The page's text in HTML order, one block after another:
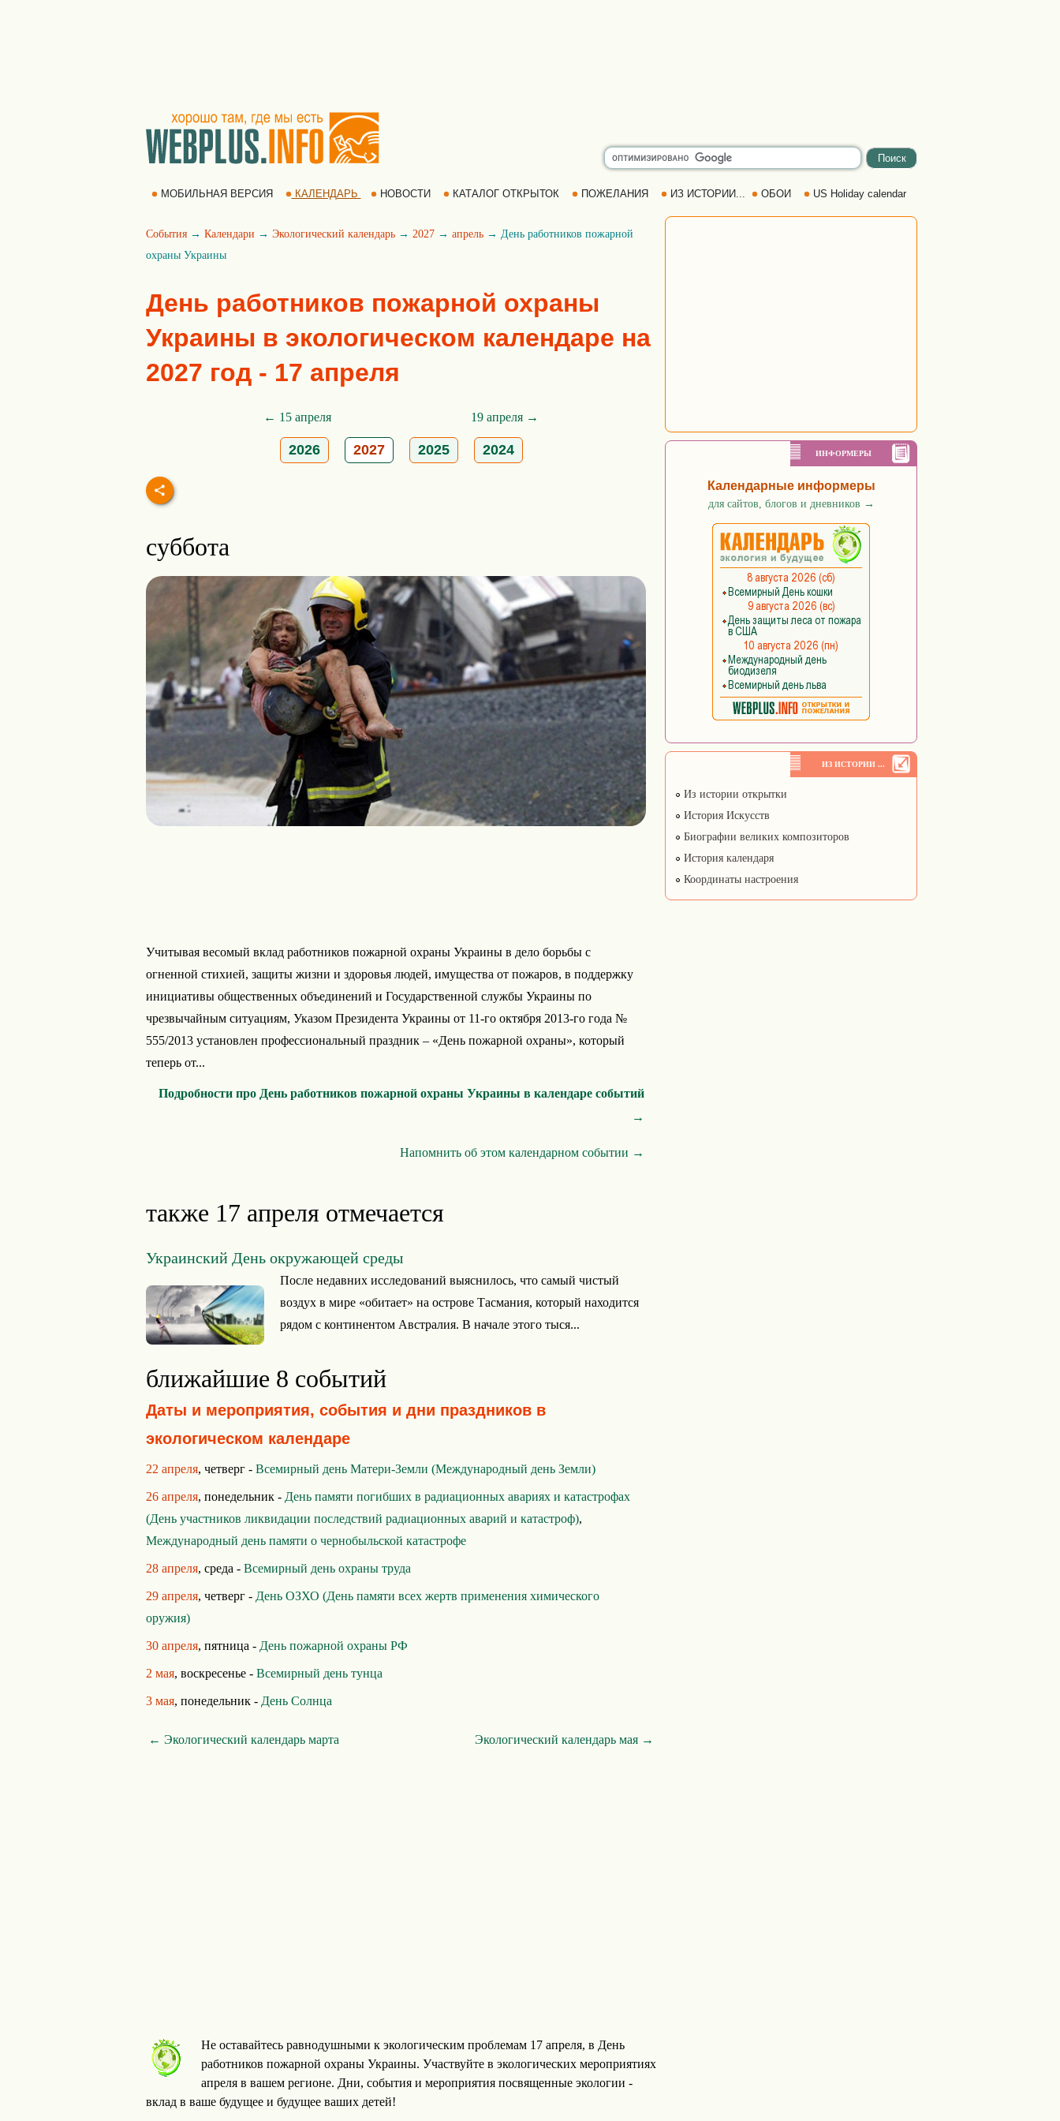
МОБИЛЬНАЯ ВЕРСИЯ КАЛЕНДАРЬ НОВОСТИ КАТАЛОГ ОТКРЫТОК ПОЖЕЛАНИЯ ИЗ ИСТОРИИ... ОБОИ US Holiday calendar
События → Календари → Экологический календарь → 2027 → апрель → День работников пожарной
охраны Украины
День работников пожарной охраны
Украины в экологическом календаре на
2027 год - 17 апреля
← 15 апреля 19 апреля →
2026 2027 2025 2024
суббота
Учитывая весомый вклад работников пожарной охраны Украины в дело борьбы с
огненной стихией, защиты жизни и здоровья людей, имущества от пожаров, в поддержку
инициативы общественных объединений и Государственной службы Украины по
чрезвычайным ситуациям, Указом Президента Украины от 11-го октября 2013-го года №
555/2013 установлен профессиональный праздник – «День пожарной охраны», который
теперь от...
Подробности про День работников пожарной охраны Украины в календаре событий
→
Напомнить об этом календарном событии →
также 17 апреля отмечается
Украинский День окружающей среды
После недавних исследований выяснилось, что самый чистый
воздух в мире «обитает» на острове Тасмания, который находится
рядом с континентом Австралия. В начале этого тыся...
ближайшие 8 событий
Даты и мероприятия, события и дни праздников в
экологическом календаре
22 апреля, четверг - Всемирный день Матери-Земли (Международный день Земли)
26 апреля, понедельник - День памяти погибших в радиационных авариях и катастрофах
(День участников ликвидации последствий радиационных аварий и катастроф),
Международный день памяти о чернобыльской катастрофе
28 апреля, среда - Всемирный день охраны труда
29 апреля, четверг - День ОЗХО (День памяти всех жертв применения химического
оружия)
30 апреля, пятница - День пожарной охраны РФ
2 мая, воскресенье - Всемирный день тунца
3 мая, понедельник - День Солнца
← Экологический календарь марта Экологический календарь мая →
Не оставайтесь равнодушными к экологическим проблемам 17 апреля, в День
работников пожарной охраны Украины. Участвуйте в экологических мероприятиях
апреля в вашем регионе. Дни, события и мероприятия посвященные экологии -
вклад в ваше будущее и будущее ваших детей!
ИНФОРМЕРЫ
Календарные информеры
для сайтов, блогов и дневников →
ИЗ ИСТОРИИ ...
Из истории открытки
История Искусств
Биографии великих композиторов
История календаря
Координаты настроения